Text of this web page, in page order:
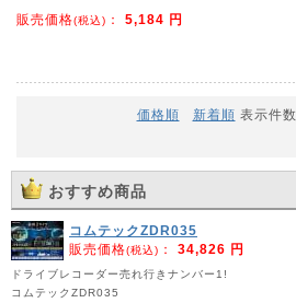
販売価格(税込) ： 5,184 円
価格順 新着順 表示件数
おすすめ商品
コムテックZDR035
販売価格(税込) ： 34,826 円
ドライブレコーダー売れ行きナンバー1!
コムテックZDR035